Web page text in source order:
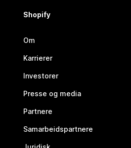
Shopify
Om
Karrierer
Investorer
Presse og media
Partnere
Samarbeidspartnere